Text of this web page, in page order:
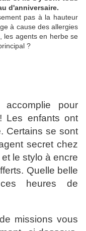
d'anniversaire.
pas à la hauteur
à cause des allergies
les agents en herbe se
?
pour
Les enfants ont
Certains se sont
secret chez
le stylo à encre
Quelle belle
heures de
missions vous